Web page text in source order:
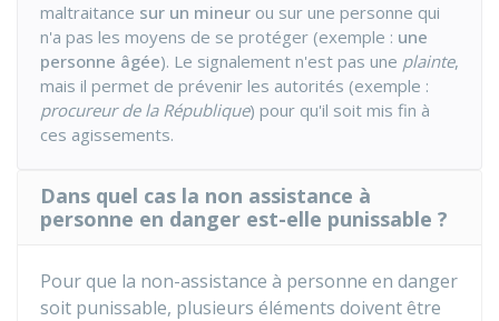
maltraitance sur un mineur ou sur une personne qui
n'a pas les moyens de se protéger (exemple : une
personne âgée). Le signalement n'est pas une plainte,
mais il permet de prévenir les autorités (exemple :
procureur de la République) pour qu'il soit mis fin à
ces agissements.
Dans quel cas la non assistance à
personne en danger est-elle punissable ?
Pour que la non-assistance à personne en danger
soit punissable, plusieurs éléments doivent être